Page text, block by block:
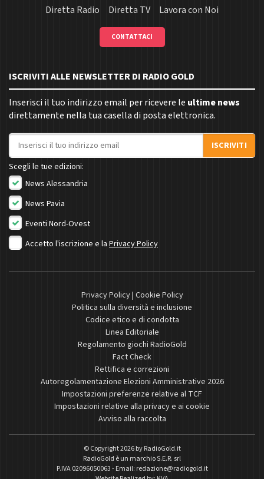
Diretta Radio
Diretta TV Lavora con Noi
CONTATTACI
ISCRIVITI ALLE NEWSLETTER DI RADIO GOLD
Inserisci il tuo indirizzo email per ricevere le ultime news
direttamente nella tua casella di posta elettronica.
Indirizzo email
ISCRIVITI
Scegli le tue edizioni:
News Alessandria
News Pavia
Eventi Nord-Ovest
Accetto l'iscrizione e la Privacy Policy
Privacy Policy| Cookie Policy
Politica sulla diversità e inclusione
Codice etico e di condotta
Linea Editoriale
Regolamento giochi RadioGold
Fact Check
Rettifica e correzioni
Autoregolamentazione Elezioni Amministrative 2026
Impostazioni preferenze relative al TCF
Impostazioni relative alla privacy e ai cookie
Avviso alla raccolta
© Copyright 2026 byRadioGold.it
RadioGold è un marchio S.E.R. srl
P.IVA 02096050063 - Email: redazione@radiogold.it